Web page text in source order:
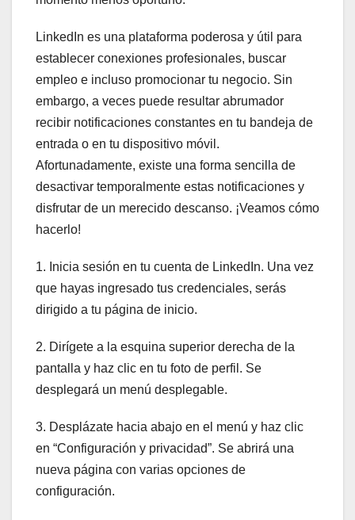
LinkedIn es una plataforma poderosa y útil para
establecer conexiones profesionales, buscar
empleo e incluso promocionar tu negocio. Sin
embargo, a veces puede resultar abrumador
recibir notificaciones constantes en tu bandeja de
entrada o en tu dispositivo móvil.
Afortunadamente, existe una forma sencilla de
desactivar temporalmente estas notificaciones y
disfrutar de un merecido descanso. ¡Veamos cómo
hacerlo!
1. Inicia sesión en tu cuenta de LinkedIn. Una vez
que hayas ingresado tus credenciales, serás
dirigido a tu página de inicio.
2. Dirígete a la esquina superior derecha de la
pantalla y haz clic en tu foto de perfil. Se
desplegará un menú desplegable.
3. Desplázate hacia abajo en el menú y haz clic
en “Configuración y privacidad”. Se abrirá una
nueva página con varias opciones de
configuración.